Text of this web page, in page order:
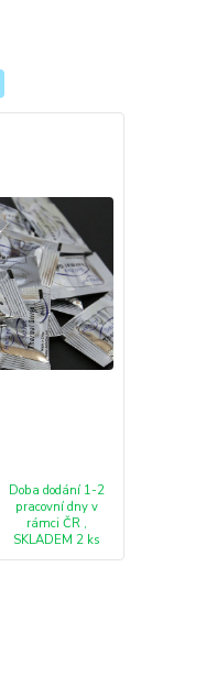
Doba dodání 1-2
pracovní dny v
rámci ČR ,
SKLADEM 2 ks